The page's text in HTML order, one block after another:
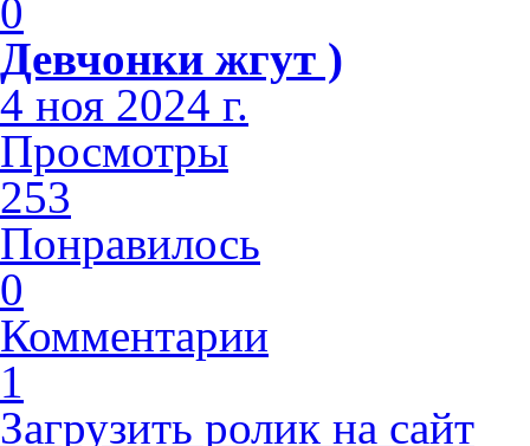
0
Девчонки жгут )
4 ноя 2024 г.
Просмотры
253
Понравилось
0
Комментарии
1
Загрузить ролик на сайт